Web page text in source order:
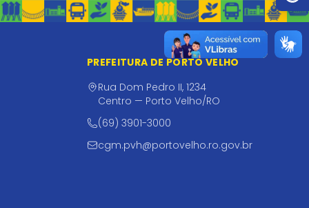
PREFEITURA DE PORTO VELHO
Rua Dom Pedro II, 1234
Centro — Porto Velho/RO
(69) 3901-3000
cgm.pvh@portovelho.ro.gov.br